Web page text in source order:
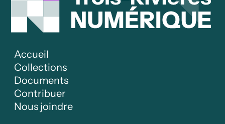
Accueil
Collections
Documents
Contribuer
Nous joindre